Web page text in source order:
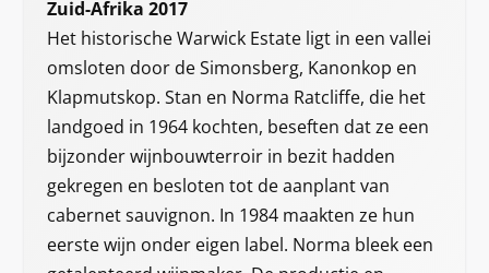
Zuid-Afrika 2017
Het historische Warwick Estate ligt in een vallei
omsloten door de Simonsberg, Kanonkop en
Klapmutskop. Stan en Norma Ratcliffe, die het
landgoed in 1964 kochten, beseften dat ze een
bijzonder wijnbouwterroir in bezit hadden
gekregen en besloten tot de aanplant van
cabernet sauvignon. In 1984 maakten ze hun
eerste wijn onder eigen label. Norma bleek een